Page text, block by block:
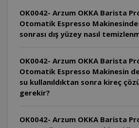
OK0042- Arzum OKKA Barista
Otomatik Espresso Makinesinde
sonrası dış yüzey nasıl
OK0042- Arzum OKKA Barista
Otomatik Espresso Makinesin
su kullanıldıktan sonra kireç
gerekir?
OK0042- Arzum OKKA Barista